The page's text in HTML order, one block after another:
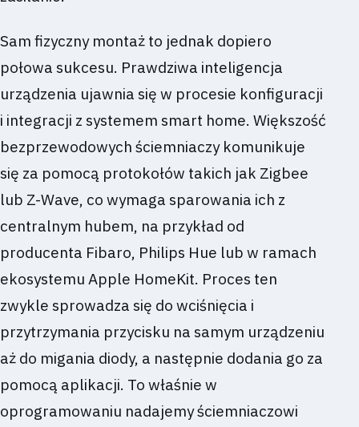
Sam fizyczny montaż to jednak dopiero
połowa sukcesu. Prawdziwa inteligencja
urządzenia ujawnia się w procesie konfiguracji
i integracji z systemem smart home. Większość
bezprzewodowych ściemniaczy komunikuje
się za pomocą protokołów takich jak Zigbee
lub Z-Wave, co wymaga sparowania ich z
centralnym hubem, na przykład od
producenta Fibaro, Philips Hue lub w ramach
ekosystemu Apple HomeKit. Proces ten
zwykle sprowadza się do wciśnięcia i
przytrzymania przycisku na samym urządzeniu
aż do migania diody, a następnie dodania go za
pomocą aplikacji. To właśnie w
oprogramowaniu nadajemy ściemniaczowi